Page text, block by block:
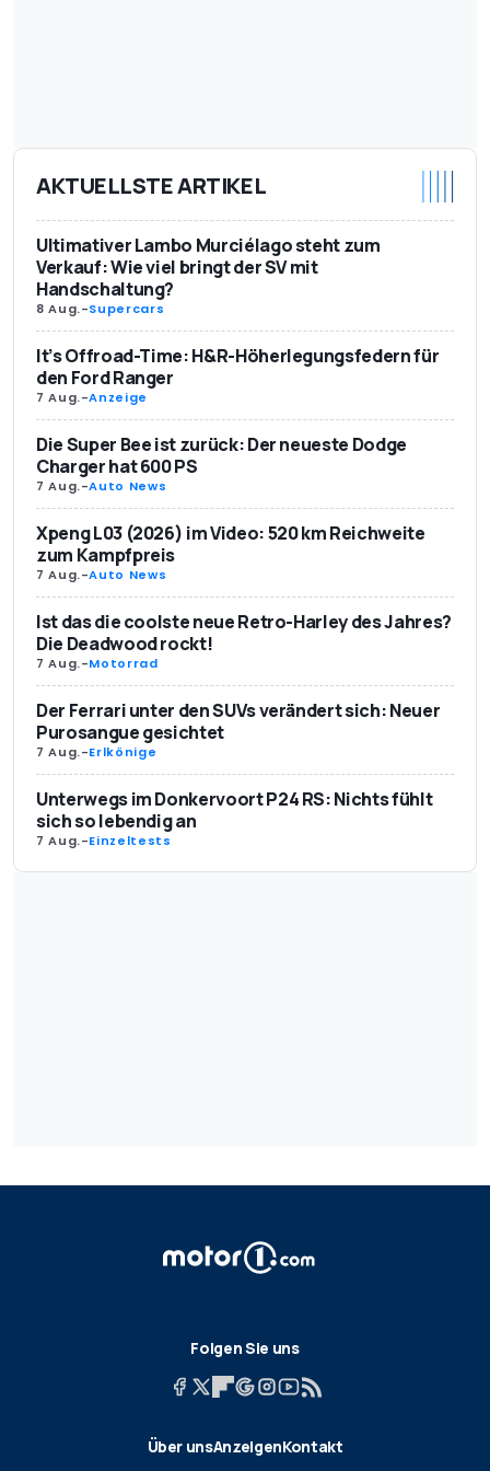
AKTUELLSTE ARTIKEL
Ultimativer Lambo Murciélago steht zum
Verkauf: Wie viel bringt der SV mit
Handschaltung?
8 Aug.-Supercars
It’s Offroad-Time: H&R-Höherlegungsfedern für
den Ford Ranger
7 Aug.-Anzeige
Die Super Bee ist zurück: Der neueste Dodge
Charger hat 600 PS
7 Aug.-Auto News
Xpeng L03 (2026) im Video: 520 km Reichweite
zum Kampfpreis
7 Aug.-Auto News
Ist das die coolste neue Retro-Harley des Jahres?
Die Deadwood rockt!
7 Aug.-Motorrad
Der Ferrari unter den SUVs verändert sich: Neuer
Purosangue gesichtet
7 Aug.-Erlkönige
Unterwegs im Donkervoort P24 RS: Nichts fühlt
sich so lebendig an
7 Aug.-Einzeltests
Folgen Sie uns
Über unsAnzeigenKontakt